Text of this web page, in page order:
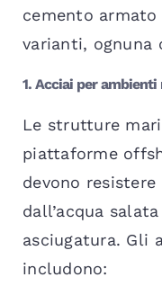
cemento
varianti, ognuna
1. Acciai per
Le strutture
piattaforme
devono
dall’acqua
asciugatura. Gli
includono: